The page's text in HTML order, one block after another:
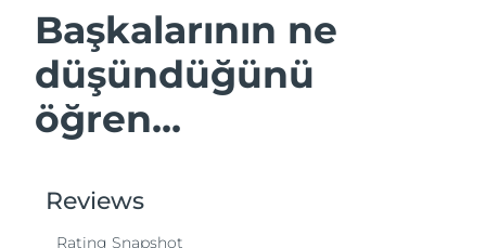
Başkalarının ne
düşündüğünü
öğren...